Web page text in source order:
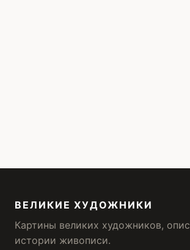
ВЕЛИКИЕ ХУДОЖНИКИ
Картины великих художников,
истории живописи.